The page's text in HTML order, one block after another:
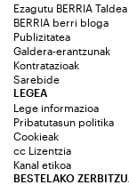
Ezagutu BERRIA Taldea
BERRIA berri bloga
Publizitatea
Galdera-erantzunak
Kontratazioak
Sarebide
LEGEA
Lege informazioa
Pribatutasun politika
Cookieak
cc Lizentzia
Kanal etikoa
BESTELAKO